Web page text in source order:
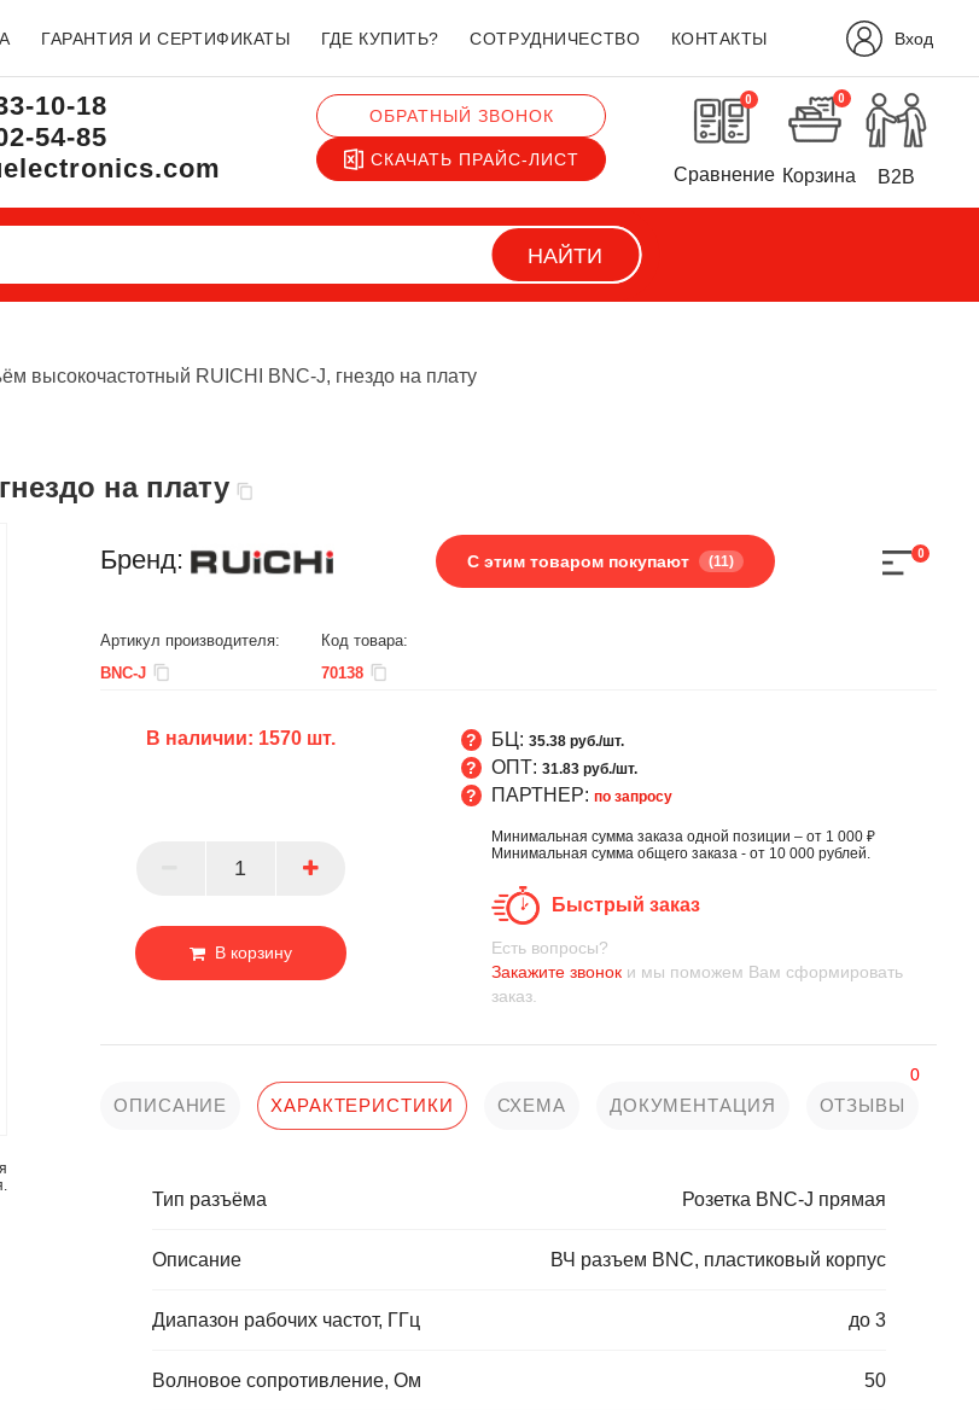
ГАРАНТИЯ И СЕРТИФИКАТЫ ГДЕ КУПИТЬ? СОТРУДНИЧЕСТВО КОНТАКТЫ Вход
10-18
54-85
ОБРАТНЫЙ ЗВОНОК
СКАЧАТЬ ПРАЙС-ЛИСТ
0
Сравнение
0
Корзина B2B
НАЙТИ
высокочастотный RUICHI BNC-J, гнездо на плату
на плату
Бренд: С этим товаром покупают (11) 0
Артикул производителя:
BNC-J
Код товара:
70138
В наличии: 1570 шт.
В корзину
БЦ: 35.38 руб./шт.
ОПТ: 31.83 руб./шт.
ПАРТНЕР: по запросу
Минимальная сумма заказа одной позиции – от 1 000 ₽
Минимальная сумма общего заказа - от 10 000 рублей.
Быстрый заказ
Есть вопросы?
Закажите звоноки мы поможем Вам сформировать
заказ.
ОПИСАНИЕ ХАРАКТЕРИСТИКИ СХЕМА ДОКУМЕНТАЦИЯ ОТЗЫВЫ
0
Тип разъёма Розетка BNC-J прямая
Описание ВЧ разъем BNC, пластиковый корпус
Диапазон рабочих частот, ГГц до 3
Волновое сопротивление, Ом 50